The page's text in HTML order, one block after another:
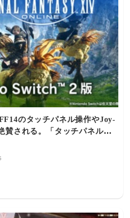
は立たない 359： とあるヒカセン
05(水) 10:36:34.66
ス) [sage] [-] ▽限界集落になると
らな🥺少人数ほどお互いの結びつ
大人数になると「グループに攻撃
という危機管理が勝って今のヒカ
り出す🥺 357： とあるヒカセンさ
水) 10:08:37.09 ID:jYNo13Vv0
生稼ぎしたいからオセアニアの
： とあるヒカセンさん@ξﾟ
ID:7Cz13CR10 (3/3回
は人口が少ないとかそういうレ
とあるヒカセンさん@ξﾟ⊿ﾟ)ξ：
ID:HWMWphbU0 (3/4回レス)
の手控えめなのかな？🥺 364：
⊿ﾟ)ξ： 2026/08/05(水)
(2/4回レス) [] [-] ▽オセアニ
外してたよ 368： とあるヒカセン
05(水) 11:19:53.45 ID:/6JzERgo0
のタッチパネル操作やJoy-
賛される。「タッチパネル操
ードにもなる」